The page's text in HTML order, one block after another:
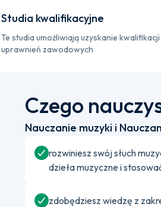
Studia kwalifikacyjne
Te studia umożliwiają uzyskanie kwalifikacji
uprawnień zawodowych
Czego
Nauczanie muzyki i
rozwiniesz swój słuch
dzieła muzyczne i
zdobędziesz wiedzę z